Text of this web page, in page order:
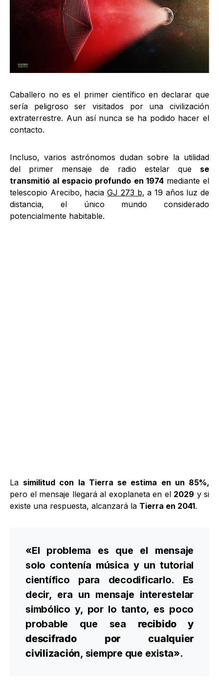
Caballero no es el primer científico en declarar que
sería peligroso ser visitados por una civilización
extraterrestre. Aun así nunca se ha podido hacer el
contacto.
Incluso, varios astrónomos dudan sobre la utilidad
del primer mensaje de radio estelar que se
transmitió al espacio profundo en 1974mediante el
telescopio Arecibo, haciaGJ 273 b, a 19 años luz de
distancia, el único mundo considerado
potencialmente habitable.
La similitud con la Tierra se estima en un 85%,
pero el mensaje llegará al exoplaneta en el 2029 y si
existe una respuesta, alcanzará la Tierra en 2041.
«El problema es que el mensaje
solo contenía música y un tutorial
científico para decodificarlo. Es
decir, era un mensaje interestelar
simbólico y, por lo tanto, es poco
probable que sea recibido y
descifrado por cualquier
civilización, siempre que exista».